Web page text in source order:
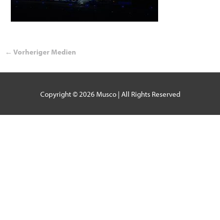
← Vorheriger Medien
Copyright © 2026 Musco| All Rights Reserved